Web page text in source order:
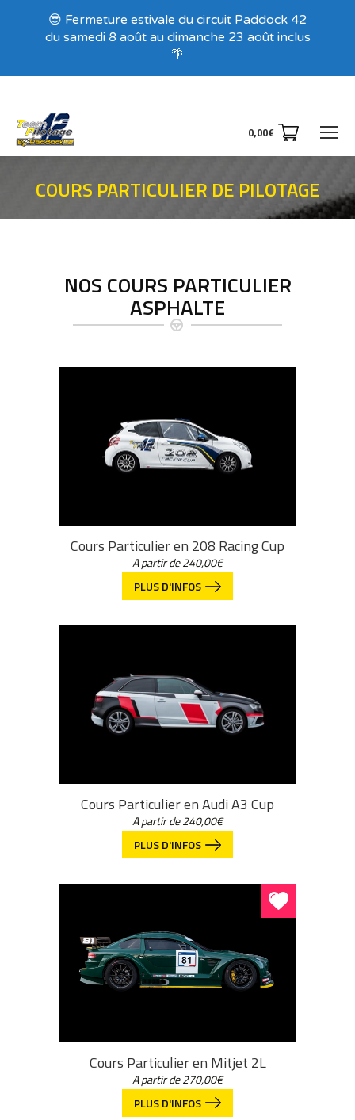
0,00€
COURS PARTICULIER DE PILOTAGE
NOS COURS PARTICULIER
ASPHALTE
Cours Particulier en 208 Racing Cup
A partir de240,00€
PLUS D'INFOS
Cours Particulier en Audi A3 Cup
A partir de240,00€
PLUS D'INFOS
Cours Particulier en Mitjet 2L
A partir de270,00€
PLUS D'INFOS
Recevez nos offres exclusives !
😎 Fermeture estivale du circuit Paddock 42
du samedi 8 août au dimanche 23 août inclus
🌴